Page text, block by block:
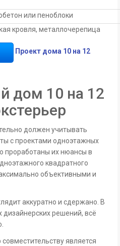
или пеноблоки
кровля, металлочерепица
Проект дома 10 на 12
дом 10 на 12
должен учитывать
с проектами одноэтажных
проработаны их нюансы в
квадратного
объективными и
аккуратно и сдержано. В
дизайнерских решений, всё
является